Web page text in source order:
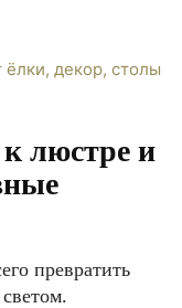
люстре и
превратить